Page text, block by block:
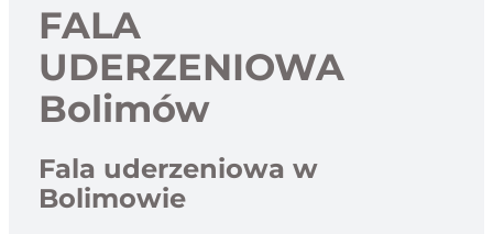
FALA
UDERZENIOWA
Bolimów
Fala uderzeniowa w
Bolimowie